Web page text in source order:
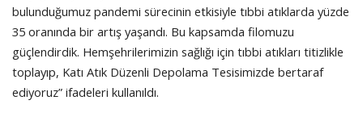
bulunduğumuz pandemi sürecinin etkisiyle tıbbi atıklarda yüzde
35 oranında bir artış yaşandı. Bu kapsamda filomuzu
güçlendirdik. Hemşehrilerimizin sağlığı için tıbbi atıkları titizlikle
toplayıp, Katı Atık Düzenli Depolama Tesisimizde bertaraf
ediyoruz” ifadeleri kullanıldı.